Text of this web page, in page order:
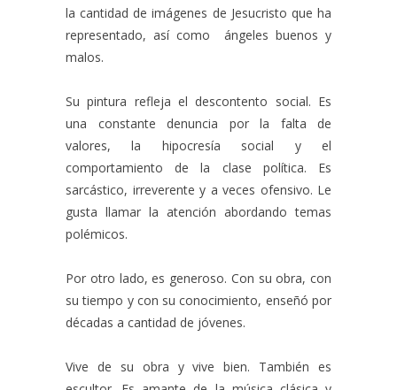
la cantidad de imágenes de Jesucristo que ha
representado, así como ángeles buenos y
malos.
Su pintura refleja el descontento social. Es
una constante denuncia por la falta de
valores, la hipocresía social y el
comportamiento de la clase política. Es
sarcástico, irreverente y a veces ofensivo. Le
gusta llamar la atención abordando temas
polémicos.
Por otro lado, es generoso. Con su obra, con
su tiempo y con su conocimiento, enseñó por
décadas a cantidad de jóvenes.
Vive de su obra y vive bien. También es